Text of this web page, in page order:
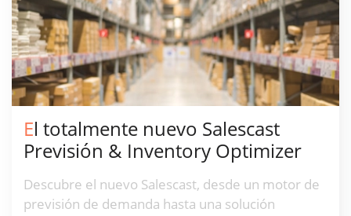
El totalmente nuevo Salescast
Previsión & Inventory Optimizer
Descubre el nuevo Salescast, desde un motor de
previsión de demanda hasta una solución